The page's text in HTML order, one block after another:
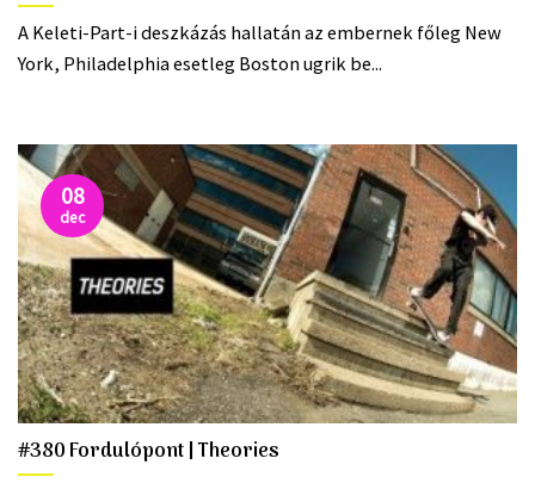
A Keleti-Part-i deszkázás hallatán az embernek főleg New
York, Philadelphia esetleg Boston ugrik be...
#380 Fordulópont | Theories
08
dec